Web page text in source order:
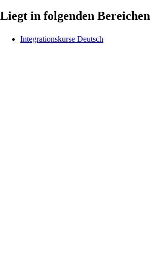
Liegt in folgenden Bereichen
Integrationskurse Deutsch